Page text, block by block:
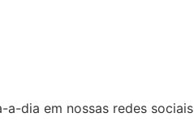
a-dia em nossas redes sociais